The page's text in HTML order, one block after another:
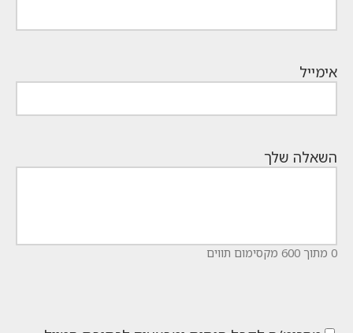
אימייל
השאלה שלך
0 מתוך 600 מקסימום תווים